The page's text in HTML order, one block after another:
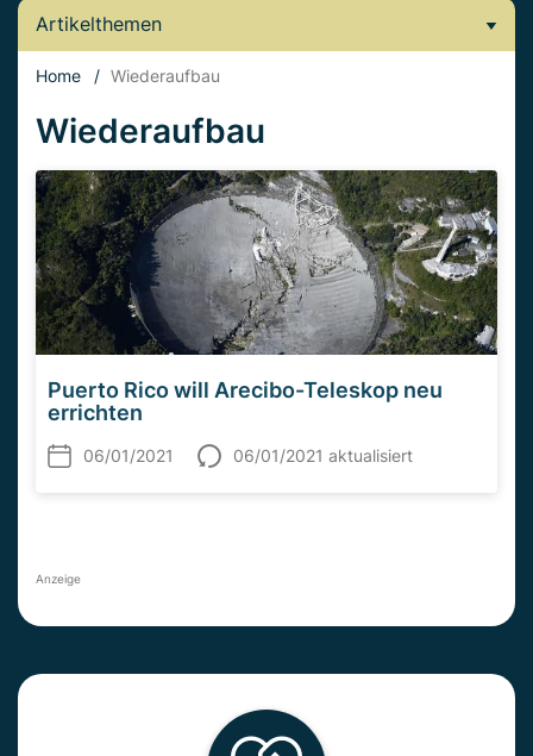
Artikelthemen
Home / Wiederaufbau
Wiederaufbau
Puerto Rico will Arecibo-Teleskop neu
errichten
06/01/2021 06/01/2021 aktualisiert
Anzeige